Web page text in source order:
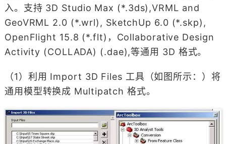
入。支持 3D Studio Max (*.3ds),VRML and
GeoVRML 2.0 (*.wrl), SketchUp 6.0 (*.skp),
OpenFlight 15.8 (*.flt)，Collaborative Design
Activity (COLLADA) (.dae),等通用 3D 格式。
（1）利用 Import 3D Files 工具（如图所示：）将
通用模型转换成 Multipatch 格式。